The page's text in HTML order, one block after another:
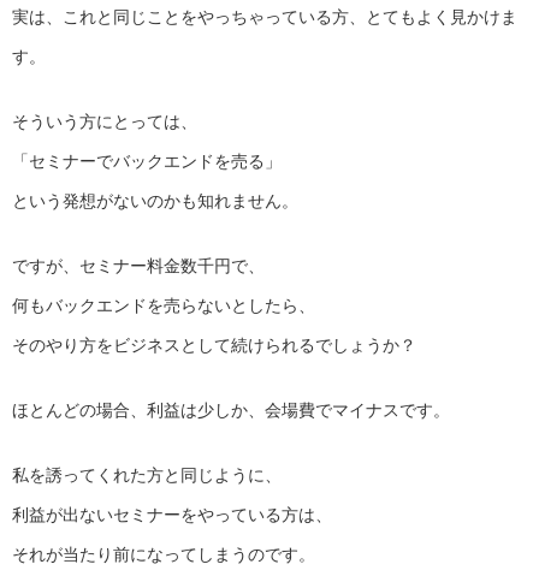
実は、これと同じことをやっちゃっている方、とてもよく見かけま
す。
そういう方にとっては、
「セミナーでバックエンドを売る」
という発想がないのかも知れません。
ですが、セミナー料金数千円で、
何もバックエンドを売らないとしたら、
そのやり方をビジネスとして続けられるでしょうか？
ほとんどの場合、利益は少しか、会場費でマイナスです。
私を誘ってくれた方と同じように、
利益が出ないセミナーをやっている方は、
それが当たり前になってしまうのです。